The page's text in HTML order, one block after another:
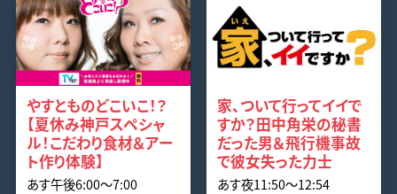
やすとものどこいこ！？
【夏休み神戸スペシャ
ル！こだわり食材＆アー
ト作り体験】
あす午後6:00〜7:00
家、ついて行ってイイで
すか？田中角栄の秘書
だった男＆飛行機事故
で彼女失った力士
あす夜11:50〜12:54